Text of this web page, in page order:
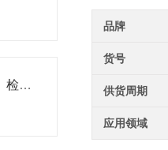
大鼠α2-巨球蛋白（α2M）检测试剂盒
品牌
货号
供货周期
应用领域